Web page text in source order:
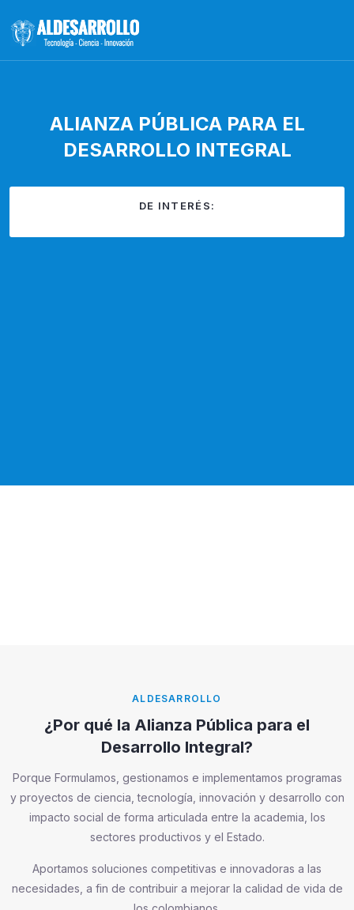
ALIANZA PÚBLICA PARA EL
DESARROLLO INTEGRAL
DE INTERÉS:
ALDESARROLLO
¿Por qué la Alianza Pública para el
Desarrollo Integral?
Porque Formulamos, gestionamos e implementamos programas
y proyectos de ciencia, tecnología, innovación y desarrollo con
impacto social de forma articulada entre la academia, los
sectores productivos y el Estado.
Aportamos soluciones competitivas e innovadoras a las
necesidades, a fin de contribuir a mejorar la calidad de vida de